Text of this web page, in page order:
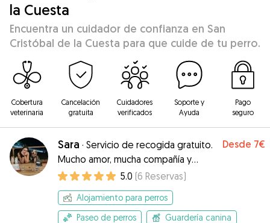
la Cuesta
Encuentra un cuidador de confianza en San
Cristóbal de la Cuesta para que cuide de tu perro.
Cobertura
veterinaria
Cancelación
gratuita
Cuidadores
verificados
Soporte y
Ayuda
Pago
seguro
Sara · Servicio de recogida gratuito.
Mucho amor, mucha compañía y
mucho paseo :)
Desde 7€
5.0 (6 Reservas)
Alojamiento para perros
Paseo de perros
Guardería canina